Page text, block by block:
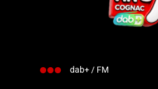
dab+ / FM